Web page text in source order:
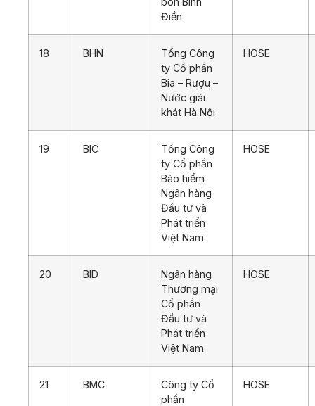
Điền
18 BHN
Tổng Công
ty Cổ phần
Bia – Rượu –
Nước giải
khát Hà Nội
HOSE
19 BIC
Tổng Công
ty Cổ phần
Bảo hiểm
Ngân hàng
Đầu tư và
Phát triển
Việt Nam
HOSE
20 BID
Ngân hàng
Thương mại
Cổ phần
Đầu tư và
Phát triển
Việt Nam
HOSE
21 BMC
Công ty Cổ
phần
HOSE